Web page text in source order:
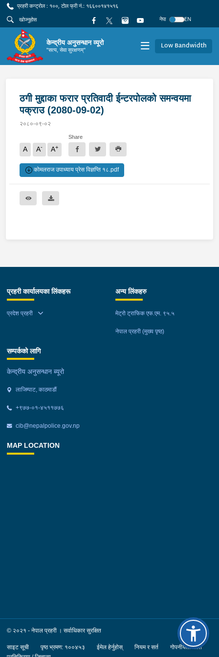
प्रहरी कन्ट्रोल : १००, टोल फ्री नं.: १६६००१४१५१६
नेपा
EN
केन्द्रीय अनुसन्धान व्यूरो
"सत्य, सेवा सुरक्षणम्" Low Bandwidth
ठगी मुद्दाका फरार प्रतिवादी ईन्टरपोलको समन्वयमा
पक्राउ (2080-09-02)
२०८०-०९-०२
A A- A+
Share
कोमलराज उपाध्याय प्रेस विज्ञप्ति १८.pdf
प्रहरी कार्यालयका लिंकहरू
प्रदेश प्रहरी
अन्य लिंकहरु
मेट्रो ट्राफिक एफ.एम. ९५.५
नेपाल प्रहरी (मुख्य पृष्ठ)
सम्पर्कको लागि
केन्द्रीय अनुसन्धान ब्यूरो
लाजिम्पाट, काठमाडौं
+९७७-०१-४५११७७६
cib@nepalpolice.gov.np
MAP LOCATION
© २०२१ - नेपाल प्रहरी । सर्वाधिकार सुरक्षित
साइट सूची पृष्ठ भ्रमण: १००४५३ ईमेल हेर्नुहोस् नियम र सर्त
गोपनीयता नीति